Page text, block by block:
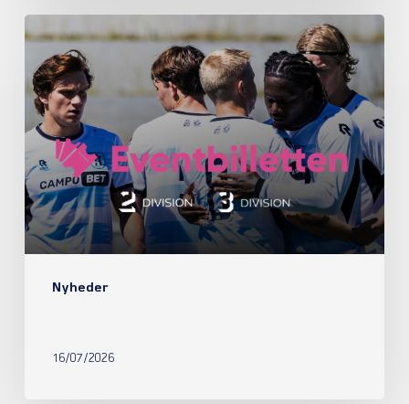
Nyheder
16/07/2026